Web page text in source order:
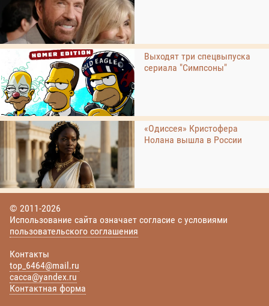
Выходят три спецвыпуска
сериала "Симпсоны"
«Одиссея» Кристофера
Нолана вышла в России
© 2011-2026
Использование сайта означает согласие с условиями
пользовательского соглашения
Контакты
top_6464@mail.ru
cacca@yandex.ru
Контактная форма